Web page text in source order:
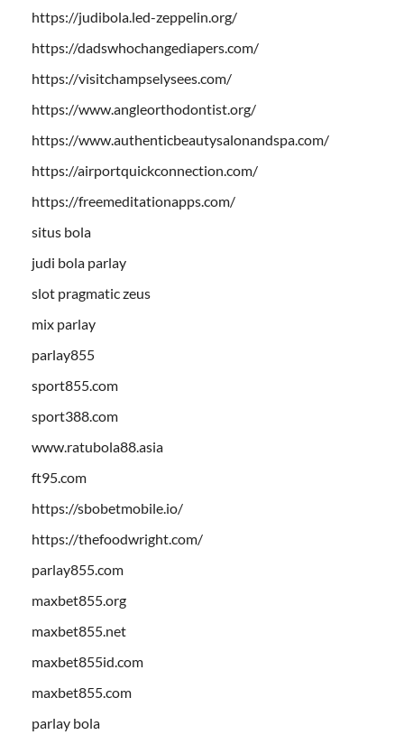
https://judibola.led-zeppelin.org/
https://dadswhochangediapers.com/
https://visitchampselysees.com/
https://www.angleorthodontist.org/
https://www.authenticbeautysalonandspa.com/
https://airportquickconnection.com/
https://freemeditationapps.com/
situs bola
judi bola parlay
slot pragmatic zeus
mix parlay
parlay855
sport855.com
sport388.com
www.ratubola88.asia
ft95.com
https://sbobetmobile.io/
https://thefoodwright.com/
parlay855.com
maxbet855.org
maxbet855.net
maxbet855id.com
maxbet855.com
parlay bola